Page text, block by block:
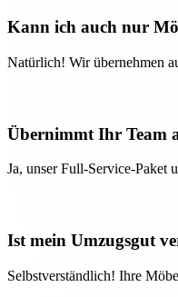
Kann ich auch nur
Natürlich! Wir übernehmen
Übernimmt Ihr Team
Ja, unser Full-Service-Paket
Ist mein Umzugsgut
Selbstverständlich! Ihre